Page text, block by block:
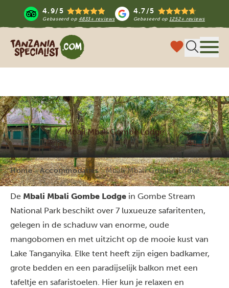
4.9/5
Gebaseerd op 4833+ reviews
4.7/5
Gebaseerd op1252+ reviews
Tanzania Specialist
Mbali Mbali Gombe Lodge
Home Accommodaties Mbali Mbali Gombe Lodge
De Mbali Mbali Gombe Lodge in Gombe Stream
National Park beschikt over 7 luxueuze safaritenten,
gelegen in de schaduw van enorme, oude
mangobomen en met uitzicht op de mooie kust van
Lake Tanganyika. Elke tent heeft zijn eigen badkamer,
grote bedden en een paradijselijk balkon met een
tafeltje en safaristoelen. Hier kun je relaxen en